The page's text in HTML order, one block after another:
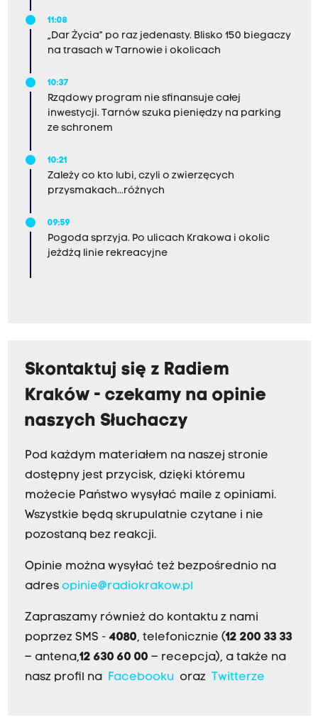
11:08
„Dar Życia” po raz jedenasty. Blisko 150 biegaczy
na trasach w Tarnowie i okolicach
10:37
Rządowy program nie sfinansuje całej
inwestycji. Tarnów szuka pieniędzy na parking
ze schronem
10:21
Zależy co kto lubi, czyli o zwierzęcych
przysmakach...różnych
09:59
Pogoda sprzyja. Po ulicach Krakowa i okolic
jeżdżą linie rekreacyjne
Skontaktuj się z Radiem
Kraków - czekamy na opinie
naszych Słuchaczy
Pod każdym materiałem na naszej stronie
dostępny jest przycisk, dzięki któremu
możecie Państwo wysyłać maile z opiniami.
Wszystkie będą skrupulatnie czytane i nie
pozostaną bez reakcji.
Opinie można wysyłać też bezpośrednio na
adres opinie@radiokrakow.pl
Zapraszamy również do kontaktu z nami
poprzez SMS - 4080, telefonicznie (12 200 33 33
– antena,12 630 60 00 – recepcja), a także na
nasz profil na Facebookuoraz Twitterze